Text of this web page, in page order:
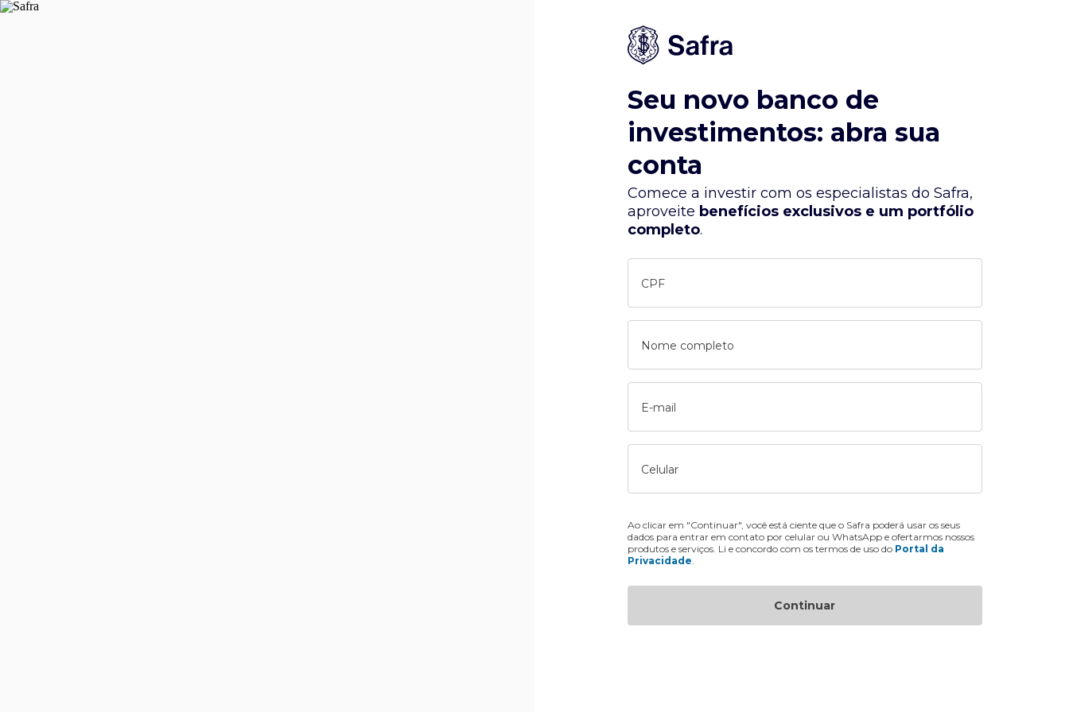
Seu novo banco de
investimentos: abra sua
conta
Comece a investir com os especialistas do Safra,
aproveite benefícios exclusivos e um portfólio
completo.
CPF
Nome completo
E-mail
Celular
Ao clicar em "Continuar", você está ciente que o Safra poderá usar os seus
dados para entrar em contato por celular ou WhatsApp e ofertarmos nossos
produtos e serviços. Li e concordo com os termos de uso do Portal da
Privacidade
Continuar